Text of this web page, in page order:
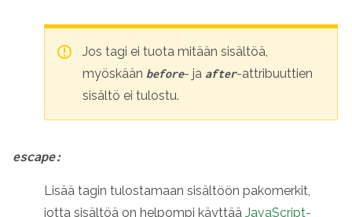
Jos tagi ei tuota mitään sisältöä,
myöskään before- ja after-attribuuttien
sisältö ei tulostu.
escape:
Lisää tagin tulostamaan sisältöön pakomerkit,
jotta sisältöä on helpompi käyttää JavaScript-